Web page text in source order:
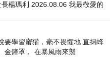
.熱銷.開箱文.優缺點
貝蒂自然簡約進口類
楊瑪利 2026.08.06 我最敬愛的
文化創辦人高希均教
要學習蜜獾，毫不畏懼地 直搗蜂
金鐘罩， 在暴風雨來襲